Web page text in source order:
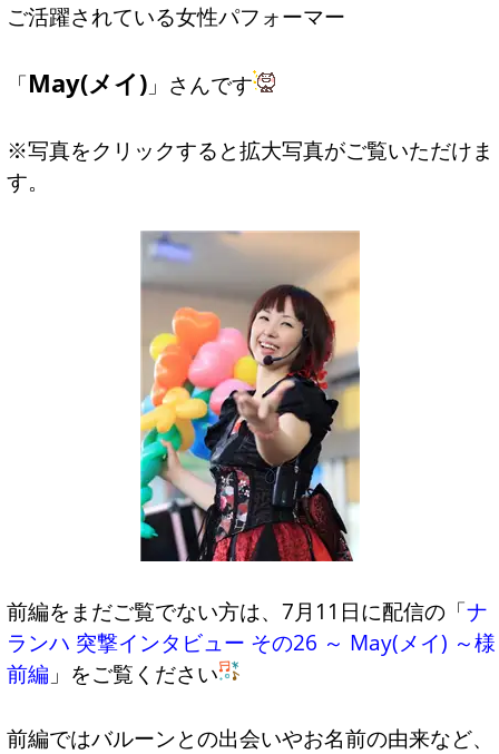
ご活躍されている女性パフォーマー
「May(メイ)」さんです
※写真をクリックすると拡大写真がご覧いただけま
す。
前編をまだご覧でない方は、7月11日に配信の「ナ
ランハ 突撃インタビュー その26 ～ May(メイ) ～様
前編 」をご覧ください
前編ではバルーンとの出会いやお名前の由来など、